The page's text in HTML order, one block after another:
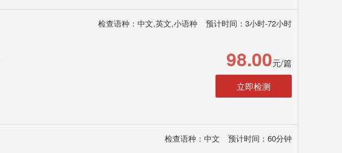
检查语种：中文,英文,小语种 预计时间：3小时-72小时
98.00元/篇
立即检测
检查语种：中文 预计时间：60分钟